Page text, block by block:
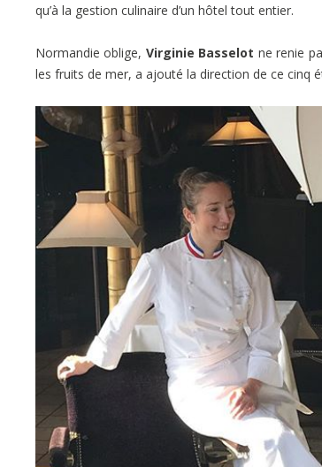
qu’à la gestion culinaire d’un hôtel tout entier.
Normandie oblige, Virginie Basselot ne renie
les fruits de mer, a ajouté la direction de ce cinq